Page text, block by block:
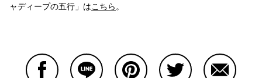
ャディープの五行」はこちら。